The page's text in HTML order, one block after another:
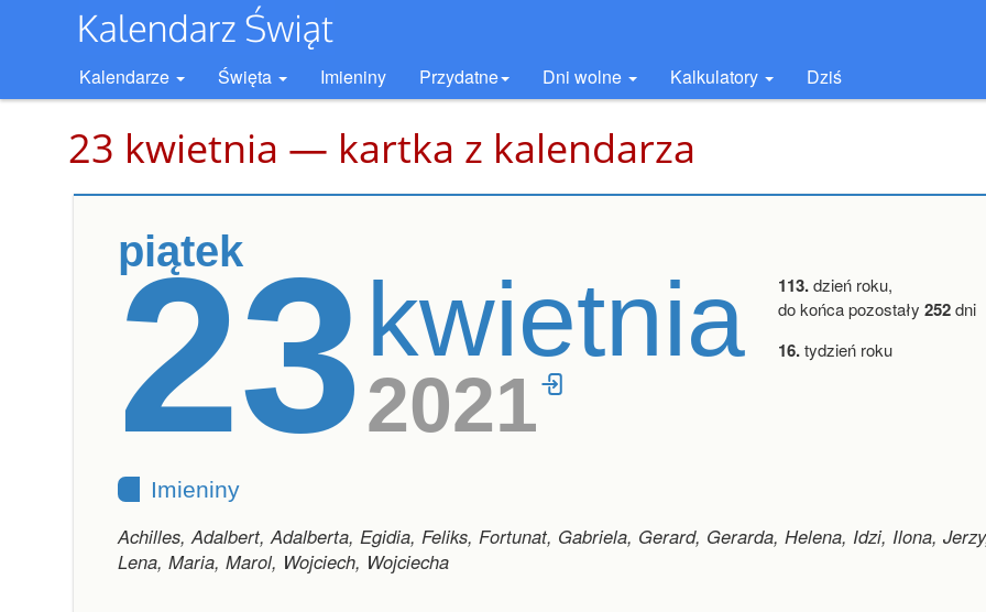
Kalendarze Święta Imieniny Przydatne Dni wolne Kalkulatory Dziś
23 kwietnia — kartka z kalendarza
piątek
23kwietnia
2021
113.dzień roku,
do końca pozostały 252dni
16.tydzień roku
Imieniny
Achilles, Adalbert, Adalberta, Egidia, Feliks, Fortunat, Gabriela, Gerard, Gerarda, Helena, Idzi, Ilona,
Lena, Maria, Marol, Wojciech, Wojciecha